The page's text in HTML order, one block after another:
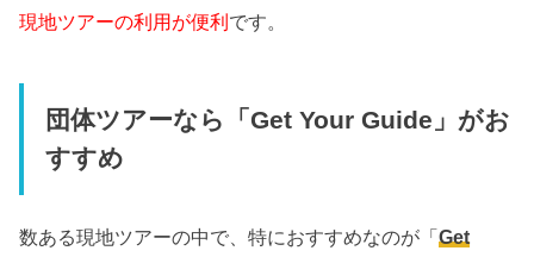
現地ツアーの利用が便利です。
団体ツアーなら「Get Your Guide」がお
すすめ
数ある現地ツアーの中で、特におすすめなのが「Get